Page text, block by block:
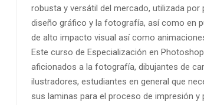
robusta y versátil del mercado, utilizada
diseño gráfico y la fotografía, así como en
de alto impacto visual así como
Este curso de Especialización en
aficionados a la fotografía, dibujantes de
ilustradores, estudiantes en general que
sus laminas para el proceso de impresión